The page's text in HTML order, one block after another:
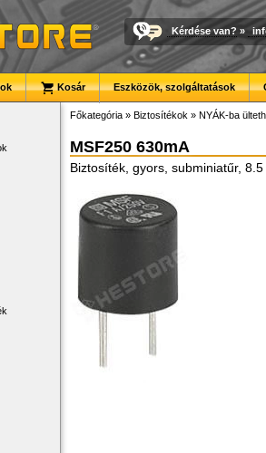
Kérdése van? »
Kosár Eszközök, szolgáltatások
Főkategória » Biztosítékok » NYÁK-ba
MSF250 630mA
Biztosíték, gyors, subminiatűr,